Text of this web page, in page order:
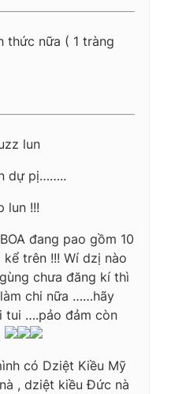
thức nữa ( 1 tràng
lun
dự pị……..
lun !!!
đang pao gồm 10
trên !!! Wí dzị nào
chưa đăng kí thì
chi nữa ……hãy
tui ….pảo đảm còn
có Dziệt Kiều Mỹ
, dziệt kiều Đức nà